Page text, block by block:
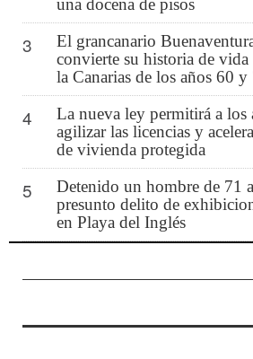
una docena de pisos
3
El grancanario
convierte su historia de vida
la Canarias de los años 60 y
4
La nueva ley permitirá a los
agilizar las licencias y
de vivienda protegida
5
Detenido un hombre de 71
presunto delito de
en Playa del Inglés